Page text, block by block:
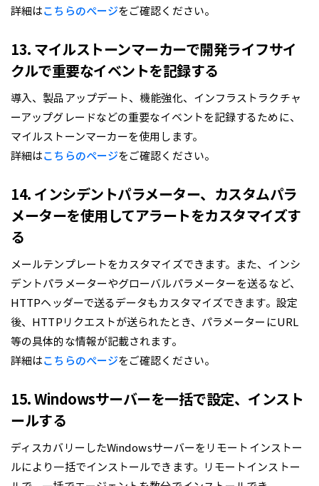
詳細はこちらのぺージをご確認ください。
13. マイルストーンマーカーで開発ライフサイ
クルで重要なイベントを記録する
導入、製品アップデート、機能強化、インフラストラクチャ
ーアップグレードなどの重要なイベントを記録するために、
マイルストーンマーカーを使用します。
詳細はこちらのページをご確認ください。
14. インシデントパラメーター、カスタムパラ
メーターを使用してアラートをカスタマイズす
る
メールテンプレートをカスタマイズできます。また、インシ
デントパラメーターやグローバルパラメーターを送るなど、
HTTPヘッダーで送るデータもカスタマイズできます。設定
後、HTTPリクエストが送られたとき、パラメーターにURL
等の具体的な情報が記載されます。
詳細はこちらのぺージをご確認ください。
15. Windowsサーバーを一括で設定、インスト
ールする
ディスカバリーしたWindowsサーバーをリモートインストー
ルにより一括でインストールできます。リモートインストー